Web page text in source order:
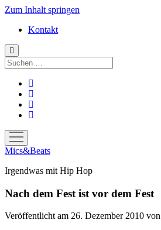
Zum Inhalt springen
Kontakt
Suchen
Menü
öffnen
Mics&Beats
Irgendwas mit Hip Hop
Nach dem Fest ist vor dem Fest
Veröffentlicht am 26. Dezember 2010 von